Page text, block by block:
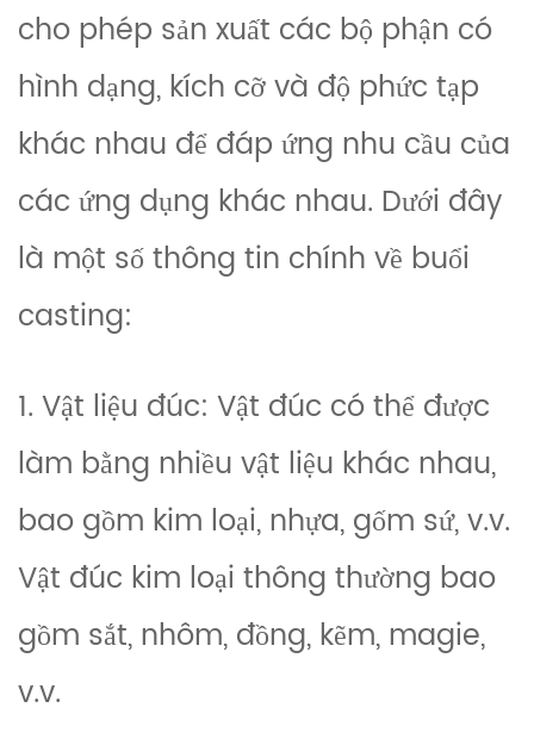
cho phép sản xuất các bộ phận có
hình dạng, kích cỡ và độ phức tạp
khác nhau để đáp ứng nhu cầu của
các ứng dụng khác nhau. Dưới đây
là một số thông tin chính về buổi
casting:
1. Vật liệu đúc: Vật đúc có thể được
làm bằng nhiều vật liệu khác nhau,
bao gồm kim loại, nhựa, gốm sứ, v.v.
Vật đúc kim loại thông thường bao
gồm sắt, nhôm, đồng, kẽm, magie,
v.v.